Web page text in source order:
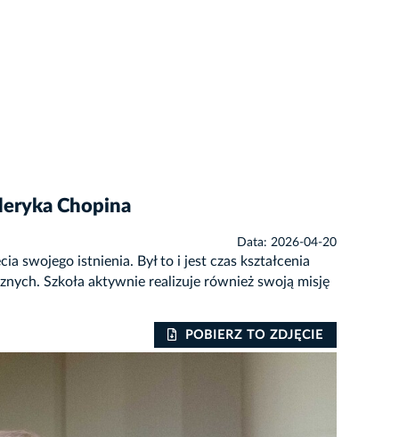
Chopina
Data: 2026-04-20
swojego istnienia. Był to i jest czas kształcenia
Szkoła aktywnie realizuje również swoją misję
POBIERZ TO ZDJĘCIE